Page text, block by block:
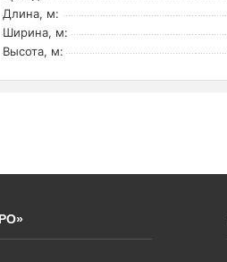
Длина, м:
Ширина, м:
Высота, м: